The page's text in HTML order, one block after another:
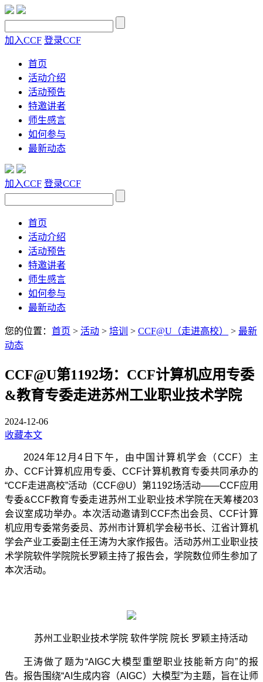
加入CCF 登录CCF
首页
活动介绍
活动预告
特邀讲者
师生感言
如何参与
最新动态
加入CCF 登录CCF
首页
活动介绍
活动预告
特邀讲者
师生感言
如何参与
最新动态
您的位置： 首页 > 活动 > 培训 > CCF@U（走进高校） > 最新
动态
CCF@U第1192场：CCF计算机应用专委
&教育专委走进苏州工业职业技术学院
2024-12-06
收藏本文
2024年12 月4 日下午，由中国计算机学会（CCF）主
办、CCF计算机应用专委、 CCF计算机教育专委共同承办的
“CCF走进高校”活动（CCF@U）第1192场活动——CCF应用
专委&CCF教育专委走进苏州工业职业技术学院在天筹楼203
会议室成功举办。本次活动邀请到 CCF杰出会员、 CCF计算
机应用专委常务委员、苏州市计算机学会秘书长、江省计算机
学会产业工委副主任王涛为大家作报告。活动苏州工业职业技
术学院软件学院院长罗颖主持了报告会，学院数位师生参加了
本次活动。
苏州工业职业技术学院 软件学院 院长 罗颖主持活动
王涛做了题为“AIGC大模型重塑职业技能新方向”的报
告。报告围绕“AI 生成内容（AIGC）大模型”为主题，旨在让师